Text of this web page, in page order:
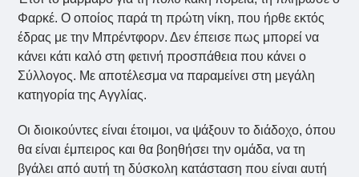
Φαρκέ. Ο οποίος παρά τη πρώτη νίκη, που ήρθε εκτός
έδρας με την Μπρέντφορν. Δεν έπεισε πως μπορεί να
κάνει κάτι καλό στη φετινή προσπάθεια που κάνει ο
Σύλλογος. Με αποτέλεσμα να παραμείνει στη μεγάλη
κατηγορία της Αγγλίας.
Οι διοικούντες είναι έτοιμοι, να ψάξουν το διάδοχο, όπου
θα είναι έμπειρος και θα βοηθήσει την ομάδα, να τη
βγάλει από αυτή τη δύσκολη κατάσταση που είναι αυτή